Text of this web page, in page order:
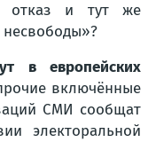
отказ и тут же
несвободы»?
в европейских
включённые
СМИ сообщат
электоральной